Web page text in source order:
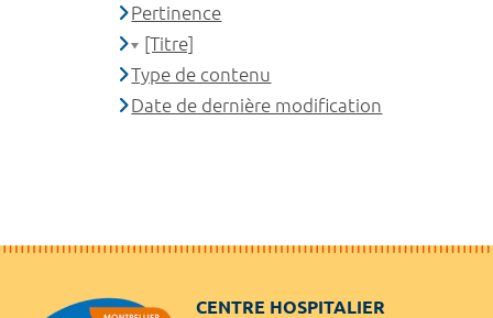
Pertinence
[Titre]
Type de contenu
Date de dernière modification
CENTRE HOSPITALIER